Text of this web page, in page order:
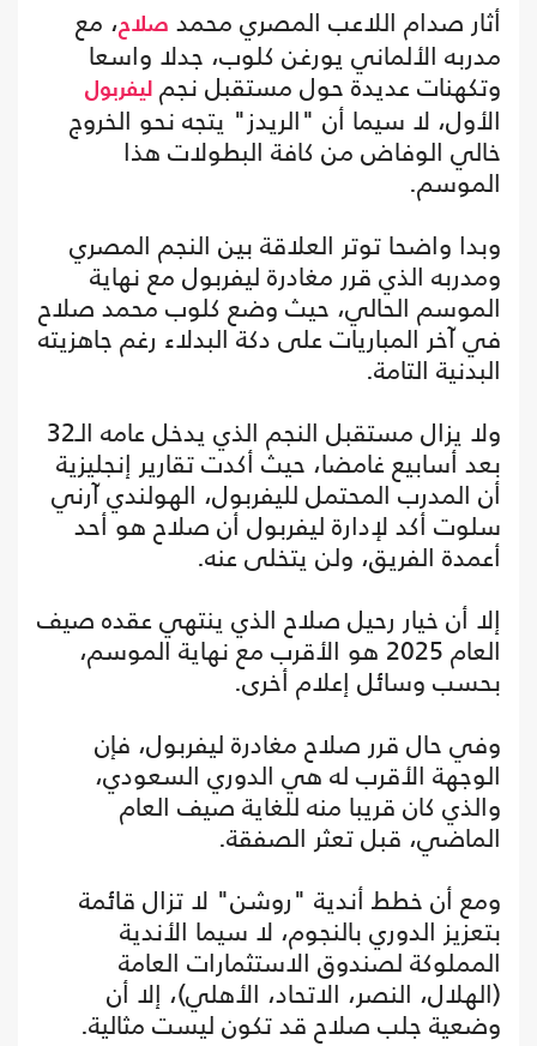
أثار صدام اللاعب المصري محمد صلاح، مع
مدربه الألماني يورغن كلوب، جدلا واسعا
وتكهنات عديدة حول مستقبل نجم ليفربول
الأول، لا سيما أن "الريدز" يتجه نحو الخروج
خالي الوفاض من كافة البطولات هذا
الموسم.
وبدا واضحا توتر العلاقة بين النجم المصري
ومدربه الذي قرر مغادرة ليفربول مع نهاية
الموسم الحالي، حيث وضع كلوب محمد صلاح
في آخر المباريات على دكة البدلاء رغم جاهزيته
البدنية التامة.
ولا يزال مستقبل النجم الذي يدخل عامه الـ32
بعد أسابيع غامضا، حيث أكدت تقارير إنجليزية
أن المدرب المحتمل لليفربول، الهولندي آرني
سلوت أكد لإدارة ليفربول أن صلاح هو أحد
أعمدة الفريق، ولن يتخلى عنه.
إلا أن خيار رحيل صلاح الذي ينتهي عقده صيف
العام 2025 هو الأقرب مع نهاية الموسم،
بحسب وسائل إعلام أخرى.
وفي حال قرر صلاح مغادرة ليفربول، فإن
الوجهة الأقرب له هي الدوري السعودي،
والذي كان قريبا منه للغاية صيف العام
الماضي، قبل تعثر الصفقة.
ومع أن خطط أندية "روشن" لا تزال قائمة
بتعزيز الدوري بالنجوم، لا سيما الأندية
المملوكة لصندوق الاستثمارات العامة
(الهلال، النصر، الاتحاد، الأهلي)، إلا أن
وضعية جلب صلاح قد تكون ليست مثالية.